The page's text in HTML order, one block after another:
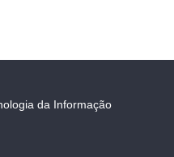
da Informação